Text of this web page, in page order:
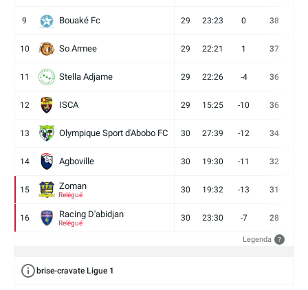
9 Bouaké Fc 29 23:23 0 38
10 So Armee 29 22:21 1 37
11 Stella Adjame 29 22:26 -4 36
12 ISCA 29 15:25 -10 36
13 Olympique Sport d'Abobo FC 30 27:39 -12 34
14 Agboville 30 19:30 -11 32
15 Zoman
Relégué
30 19:32 -13 31
16 Racing D'abidjan
Relégué
30 23:30 -7 28
Legenda ?
brise-cravate Ligue 1